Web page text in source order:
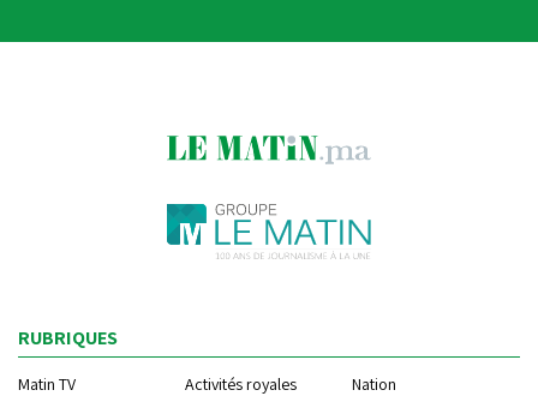
RUBRIQUES
Matin TV Activités royales
Nation